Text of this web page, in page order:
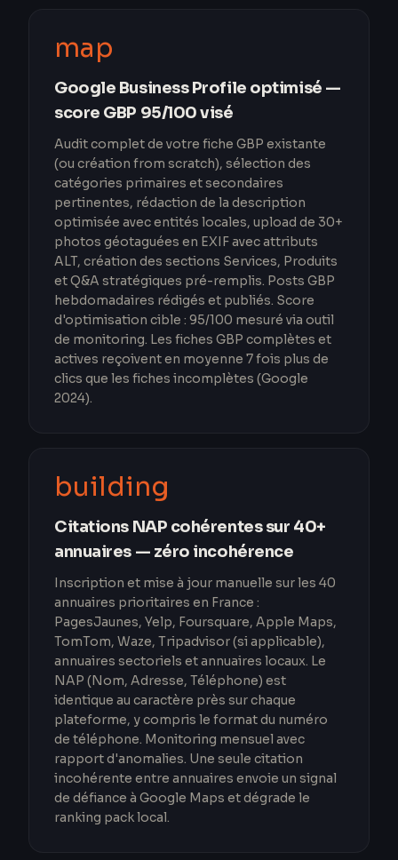
map
Google Business Profile optimisé —
score GBP 95/100 visé
Audit complet de votre fiche GBP existante
(ou création from scratch), sélection des
catégories primaires et secondaires
pertinentes, rédaction de la description
optimisée avec entités locales, upload de 30+
photos géotaguées en EXIF avec attributs
ALT, création des sections Services, Produits
et Q&A stratégiques pré-remplis. Posts GBP
hebdomadaires rédigés et publiés. Score
d'optimisation cible : 95/100 mesuré via outil
de monitoring. Les fiches GBP complètes et
actives reçoivent en moyenne 7 fois plus de
clics que les fiches incomplètes (Google
2024).
building
Citations NAP cohérentes sur 40+
annuaires — zéro incohérence
Inscription et mise à jour manuelle sur les 40
annuaires prioritaires en France :
PagesJaunes, Yelp, Foursquare, Apple Maps,
TomTom, Waze, Tripadvisor (si applicable),
annuaires sectoriels et annuaires locaux. Le
NAP (Nom, Adresse, Téléphone) est
identique au caractère près sur chaque
plateforme, y compris le format du numéro
de téléphone. Monitoring mensuel avec
rapport d'anomalies. Une seule citation
incohérente entre annuaires envoie un signal
de défiance à Google Maps et dégrade le
ranking pack local.